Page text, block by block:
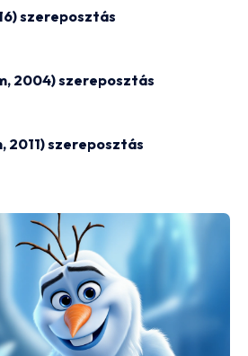
szereposztás
2004) szereposztás
2011) szereposztás